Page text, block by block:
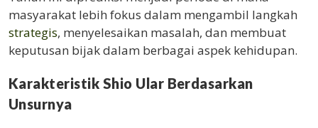
masyarakat lebih fokus dalam mengambil langkah
strategis, menyelesaikan masalah, dan membuat
keputusan bijak dalam berbagai aspek kehidupan.
Karakteristik Shio Ular Berdasarkan
Unsurnya